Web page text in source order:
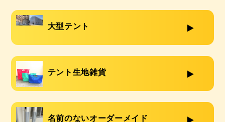
大型テント
テント生地雑貨
名前のないオーダーメイド